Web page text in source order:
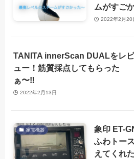
ムがすご
2022年2月20
TANITA innerScan DUALをレ
ュー！筋質採点してもらった
ぁ〜‼︎
2022年2月13日
家電機器
象印 ET-
ふわトー
えてくれ